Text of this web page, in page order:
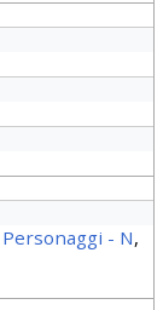
Personaggi - N,